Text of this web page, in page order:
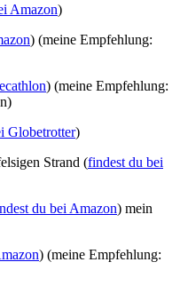
Amazon)
) (meine Empfehlung:
) (meine Empfehlung:
Globetrotter)
Strand (findest du bei
du bei Amazon) mein
) (meine Empfehlung: